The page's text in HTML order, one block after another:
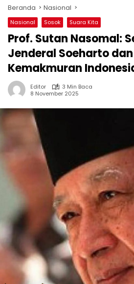
Beranda Nasional
Nasional Sosok Suara Kita
Prof. Sutan Nasomal:
Jenderal Soeharto
Kemakmuran
Editor
3 Min Baca
8 November 2025